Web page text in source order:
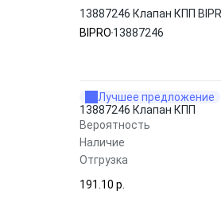
13887246 Клапан КПП
BIPRO 13887246
Лучшее предложение
13887246 Клапан КПП
Вероятность
Наличие
Отгрузка
191.10 p.